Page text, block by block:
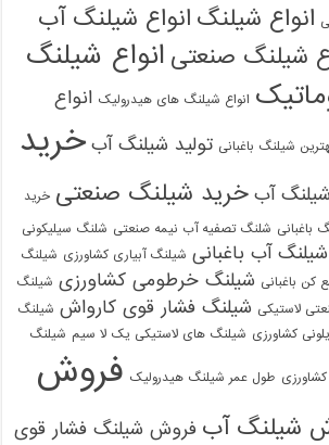
انواع شیلنگ انواع شیلنگ آب
شیلنگ صنعتی انواع شیلنگ
انواع شیلنگ های هیدرولیک انواع
شیلنگ باغبانی تولید شیلنگ آب خرید
آب خرید شیلنگ صنعتی خرید
باغبانی شلنگ تصفیه آب نیمه صنعتی شلنگ سیلیکونی
شیلنگ آب باغبانی شیلنگ آبیاری کشاورزی شیلنگ
باغبانی شیلنگ خرطومی کشاورزی شیلنگ
لاستیکی شیلنگ فشار قوی کارواش شیلنگ
کشاورزی شیلنگ های لاستیکی یک لا سیم شیلنگ
طول عمر شیلنگ هیدرولیک فروش
شیلنگ آب فروش شیلنگ فشار قوی
021-33112528